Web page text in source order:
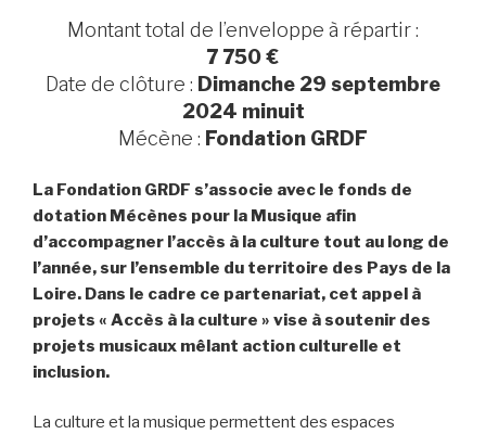
Montant total de l’enveloppe à répartir :
7 750 €
Date de clôture : Dimanche 29 septembre
2024 minuit
Mécène : Fondation GRDF
La Fondation GRDF s’associe avec le fonds de
dotation Mécènes pour la Musique afin
d’accompagner l’accès à la culture tout au long de
l’année, sur l’ensemble du territoire des Pays de la
Loire. Dans le cadre ce partenariat, cet appel à
projets « Accès à la culture » vise à soutenir des
projets musicaux mêlant action culturelle et
inclusion.
La culture et la musique permettent des espaces